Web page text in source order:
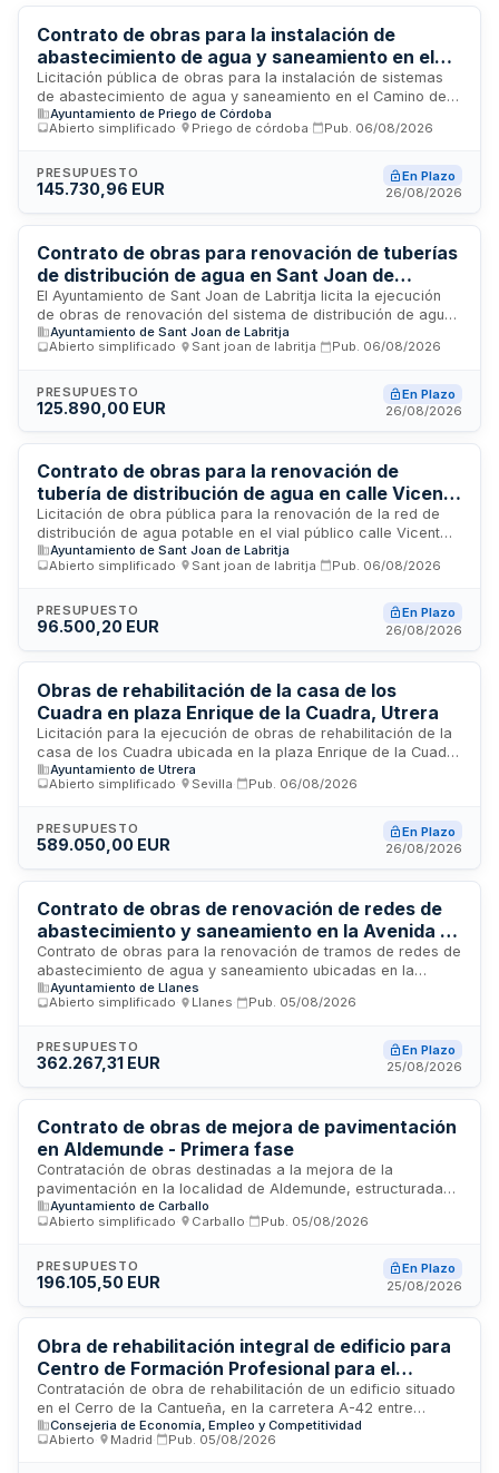
Contrato de obras para la instalación de
abastecimiento de agua y saneamiento en el
Camino de Quiroga de Priego de Córdoba
Licitación pública de obras para la instalación de sistemas
de abastecimiento de agua y saneamiento en el Camino de
Quiroga, polígono 27 parcela 9022 de Priego de Córdoba. El
procedimiento es abierto simplificado con varios criterios de
del Sector Público y su reglamentación. Los licitadores
deberán estar inscritos en el Registro Oficial de Licitadores y
Ayuntamiento de Priego de Córdoba
Abierto simplificado
Priego de córdoba Pub. 06/08/2026
PRESUPUESTO
145.730,96 EUR
En Plazo
26/08/2026
Contrato de obras para renovación de tuberías
de distribución de agua en Sant Joan de
Labritja
El Ayuntamiento de Sant Joan de Labritja licita la ejecución
de obras de renovación del sistema de distribución de agua
potable en la Plaza España y Calle Mossèn Vicent Ferrer i
Guasch, incluyendo actuaciones complementarias en la red
comprenden excavación de zanjas, reemplazo de tuberías,
pavimentación y conexiones hidráulicas bajo una
continuidad del servicio público.
Ayuntamiento de Sant Joan de Labritja
Abierto simplificado
Sant joan de labritja Pub. 06/08/2026
PRESUPUESTO
125.890,00 EUR
En Plazo
26/08/2026
Contrato de obras para la renovación de
tubería de distribución de agua en calle Vicent
Serra y actuaciones complementarias en el
sistema de abastecimiento urbano de Sant
Miquel de Balansat
Licitación de obra pública para la renovación de la red de
distribución de agua potable en el vial público calle Vicent
Serra, junto con actuaciones complementarias en el sistema
de abastecimiento urbano de Sant Miquel de Balansat. El
excavación de zanjas y pavimentación asociada para
mejorar la infraestructura hidráulica municipal y garantizar el
abastecimiento de agua.
Ayuntamiento de Sant Joan de Labritja
Abierto simplificado
Sant joan de labritja Pub. 06/08/2026
PRESUPUESTO
96.500,20 EUR
En Plazo
26/08/2026
Obras de rehabilitación de la casa de los
Cuadra en plaza Enrique de la Cuadra, Utrera
Licitación para la ejecución de obras de rehabilitación de la
casa de los Cuadra ubicada en la plaza Enrique de la Cuadra
número 8 de Utrera, Sevilla. El proyecto comprende la fase 0
y fase 1 parcial de las actuaciones de rehabilitación del
del Programa de Cooperación General del Plan Provincial
Más Sevilla. Se regula el régimen de ejecución del contrato
medioambiental, así como prescripciones técnicas, de
seguridad y plazos de ejecución.
Ayuntamiento de Utrera
Abierto simplificado
Sevilla Pub. 06/08/2026
PRESUPUESTO
589.050,00 EUR
En Plazo
26/08/2026
Contrato de obras de renovación de redes de
abastecimiento y saneamiento en la Avenida La
Concepción de Llanes
Contrato de obras para la renovación de tramos de redes de
abastecimiento de agua y saneamiento ubicadas en la
Avenida La Concepción del municipio de Llanes. El proyecto,
aprobado por la Administración, incluye todos los
sector público. El contratista será responsable de la correcta
ejecución de las prestaciones pactadas bajo supervisión de
año desde la recepción de las obras.
Ayuntamiento de Llanes
Abierto simplificado
Llanes Pub. 05/08/2026
PRESUPUESTO
362.267,31 EUR
En Plazo
25/08/2026
Contrato de obras de mejora de pavimentación
en Aldemunde - Primera fase
Contratación de obras destinadas a la mejora de la
pavimentación en la localidad de Aldemunde, estructurada
en formato de procedimiento simplificado conforme a la Ley
de Contratos del Sector Público. El proyecto incluye los
residuos de construcción y demolición conforme a la
normativa vigente. La ejecución se enmarca dentro de
social.
Ayuntamiento de Carballo
Abierto simplificado
Carballo Pub. 05/08/2026
PRESUPUESTO
196.105,50 EUR
En Plazo
25/08/2026
Obra de rehabilitación integral de edificio para
Centro de Formación Profesional para el
Empleo en Fuenlabrada
Contratación de obra de rehabilitación de un edificio situado
en el Cerro de la Cantueña, en la carretera A-42 entre
Madrid y Toledo, destinado a funcionar como Centro de
Formación Profesional para el Empleo. El proyecto contempla
Consejeria de Economía, Empleo y Competitividad
Abierto
Madrid Pub. 05/08/2026